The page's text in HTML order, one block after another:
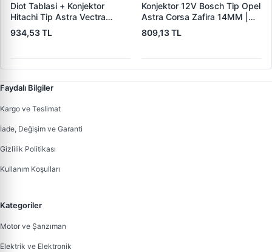
Diot Tablasi + Konjektor
Hitachi Tip Astra Vectra
Combo 1.7 Dti | PARS PRS-
IHR769-IH769 | OEM
934,53 TL
Konjektor 12V Bosch Tip Opel
Astra Corsa Zafira 14MM |
YUNYI 04-024 | OEM
0031541506 1204289
809,13 TL
Faydalı Bilgiler
Kargo ve Teslimat
İade, Değişim ve Garanti
Gizlilik Politikası
Kullanım Koşulları
Kategoriler
Motor ve Şanzıman
Elektrik ve Elektronik